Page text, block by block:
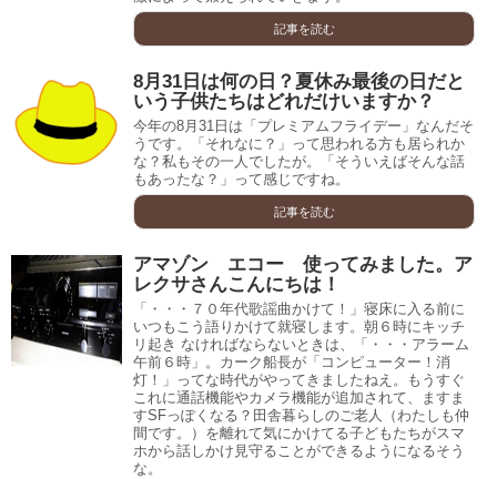
記事を読む
8月31日は何の日？夏休み最後の日だと
いう子供たちはどれだけいますか？
今年の8月31日は「プレミアムフライデー」なんだそ
うです。「それなに？」って思われる方も居られか
な？私もその一人でしたが。「そういえばそんな話
もあったな？」って感じですね。
記事を読む
アマゾン エコー 使ってみました。ア
レクサさんこんにちは！
「・・・７０年代歌謡曲かけて！」寝床に入る前に
いつもこう語りかけて就寝します。朝６時にキッチ
リ起き なければならないときは、「・・・アラーム
午前６時」。カーク船長が「コンピューター！消
灯！」ってな時代がやってきましたねえ。もうすぐ
これに通話機能やカメラ機能が追加されて、ますま
すSFっぽくなる？田舎暮らしのご老人（わたしも仲
間です。）を離れて気にかけてる子どもたちがスマ
ホから話しかけ見守ることができるようになるそう
な。